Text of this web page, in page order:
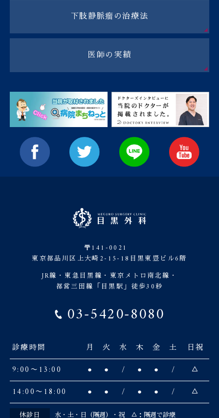
下肢静脈瘤の治療法
医師の実績
〒141-0021
東京都品川区上大崎2-15-18目黒東豊ビル6階
JR線・東急目黒線・東京メトロ南北線・
都営三田線「目黒駅」徒歩30秒
03-5420-8080
診療時間 月 火 水 木 金 土
日祝
9:00〜13:00
● ● / ● ● /
△
14:00〜18:00
● ● / ● ● / △
休診日 水・土・日（隔週）・祝 △：隔週で診療